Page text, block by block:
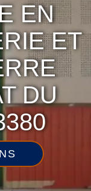
EN
ET
DU